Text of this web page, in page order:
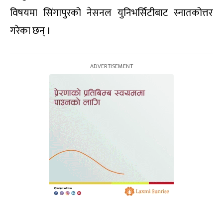
विषयमा सिंगापुरको नेसनल युनिभर्सिटीबाट स्नातकोत्तर
गरेका छन् ।